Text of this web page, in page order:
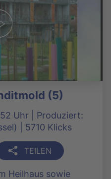
(5)
Uhr | Produziert:
| 5710 Klicks
TEILEN
Heilhaus sowie